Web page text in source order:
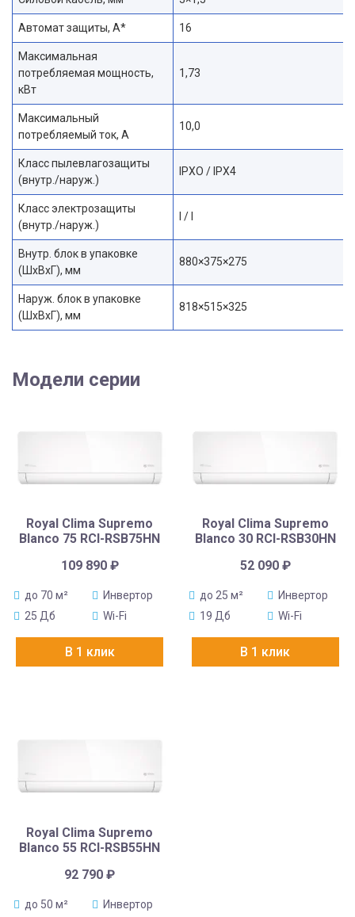
Автомат защиты, A* 16
Максимальная
потребляемая мощность,
кВт
1,73
Максимальный
потребляемый ток, А
10,0
Класс пылевлагозащиты
(внутр./наруж.)
IPXO / IPX4
Класс электрозащиты
(внутр./наруж.)
I / I
Внутр. блок в упаковке
(ШхВхГ), мм
880×375×275
Наруж. блок в упаковке
(ШхВхГ), мм
818×515×325
Модели серии
Royal Clima Supremo
Blanco 75 RCI-RSB75HN
109 890 ₽
до 70 м²
Инвертор
25 Дб
Wi-Fi
В 1 клик
Royal Clima Supremo
Blanco 30 RCI-RSB30HN
52 090 ₽
до 25 м²
Инвертор
19 Дб
Wi-Fi
В 1 клик
Royal Clima Supremo
Blanco 55 RCI-RSB55HN
92 790₽
до 50 м²
Инвертор